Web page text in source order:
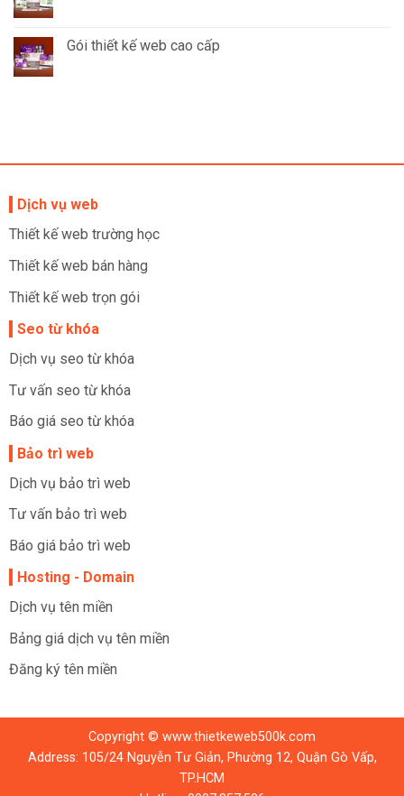
Gói thiết kế web cao cấp
Dịch vụ web
Thiết kế web trường học
Thiết kế web bán hàng
Thiết kế web trọn gói
Seo từ khóa
Dịch vụ seo từ khóa
Tư vấn seo từ khóa
Báo giá seo từ khóa
Bảo trì web
Dịch vụ bảo trì web
Tư vấn bảo trì web
Báo giá bảo trì web
Hosting - Domain
Dịch vụ tên miền
Bảng giá dịch vụ tên miền
Đăng ký tên miền
Copyright © www.thietkeweb500k.com
Address: 105/24 Nguyễn Tư Giản, Phường 12, Quận Gò Vấp,
TP.HCM